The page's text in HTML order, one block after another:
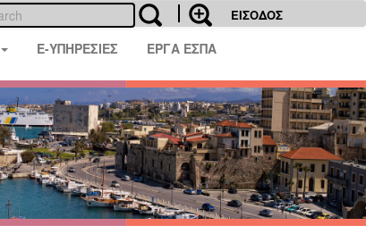
ΕΙΣΟΔΟΣ
E-ΥΠΗΡΕΣΙΕΣ ΕΡΓΑ ΕΣΠΑ